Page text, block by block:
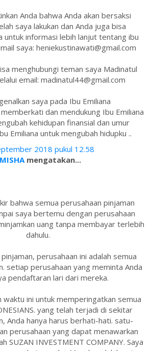
Anda bahwa Anda akan bersaksi
saya lakukan dan Anda juga bisa
untuk informasi lebih lanjut tentang ibu
saya: heniekustinawati@gmail.com
menghubungi teman saya Madinatul
email: madinatul44@gmail.com
saya pada Ibu Emiliana
dan mendukung Ibu Emiliana
kehidupan finansial dan umur
Emiliana untuk mengubah hidupku ..
2018 pukul 12.58
mengatakan...
bahwa semua perusahaan pinjaman
saya bertemu dengan perusahaan
uang tanpa membayar terlebih
dahulu.
pinjaman, perusahaan ini adalah semua
setiap perusahaan yang meminta Anda
pendaftaran lari dari mereka.
waktu ini untuk memperingatkan semua
yang telah terjadi di sekitar
Anda hanya harus berhati-hati. satu-
perusahaan yang dapat menawarkan
SUZAN INVESTMENT COMPANY. Saya